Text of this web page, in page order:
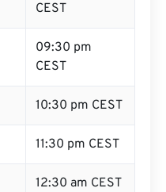
CEST
09:30 pm
CEST
10:30 pm CEST
11:30 pm CEST
12:30 am CEST